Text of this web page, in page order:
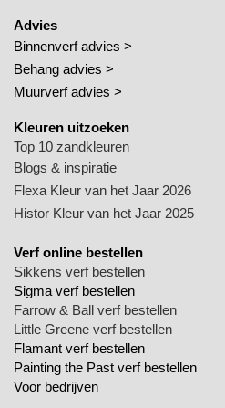
Advies
Binnenverf advies >
Behang advies >
Muurverf advies >
Kleuren uitzoeken
Top 10 zandkleuren
Blogs & inspiratie
Flexa Kleur van het Jaar 2026
Histor Kleur van het Jaar 2025
Verf online bestellen
Sikkens verf bestellen
Sigma verf bestellen
Farrow & Ball verf bestellen
Little Greene verf bestellen
Flamant verf bestellen
Painting the Past verf bestellen
Voor bedrijven